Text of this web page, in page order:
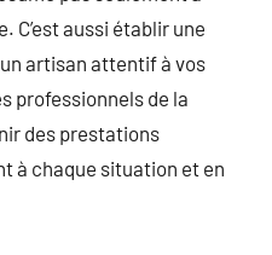
C’est aussi établir une
artisan attentif à vos
professionnels de la
des prestations
à chaque situation et en